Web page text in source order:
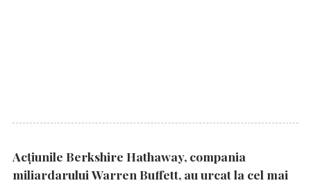
Acțiunile Berkshire Hathaway, compania
miliardarului Warren Buffett, au urcat la cel mai